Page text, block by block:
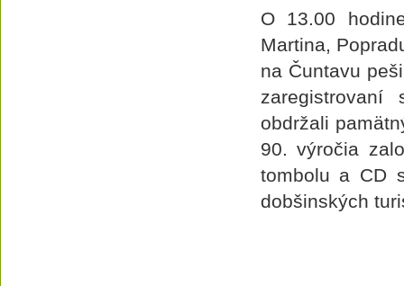
O 13.00
Martina,
na Čuntavu
obdržali
90. výročia
tombolu a CD
dobšinských